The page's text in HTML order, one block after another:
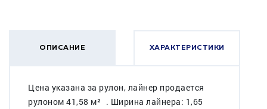
ОПИСАНИЕ ХАРАКТЕРИСТИКИ
Цена указана за рулон, лайнер продается
рулоном 41,58 м² . Ширина лайнера: 1,65